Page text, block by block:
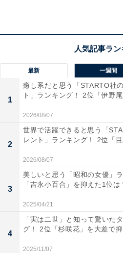
自然が豊かで、冬の澄んだ空気
美しいからです。標高が高いた
スマスの時期は特に空気が澄ん
せます。道中は静かで落ち着
喧騒から離れてゆっくりドラ
す。冬の冷たい空気と山の景色
気を楽しめます」（40代男性／
ン終点の展望台からの眺めが
栃木県 ）といった声が集まりま
最新 一週間
1
癒し系だと思う「STARTO社
ト」ランキング！ 2位「伊野尾
2026/08/07
2
世界で活躍できると思う「
レント」ランキング！ 2位「目
2026/08/07
3
美しいと思う「昭和の女優」
「吉永小百合」を抑えた1位は
2025/04/21
4
「実は二世」と知って驚いた
グ！ 2位「杉咲花」を大差で抑
2025/11/07